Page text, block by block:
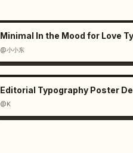
Minimal In the Mood for Love
@小小东
Editorial Typography Poster
@K